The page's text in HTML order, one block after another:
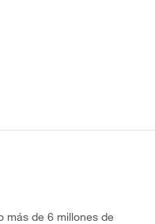
más de 6 millones de